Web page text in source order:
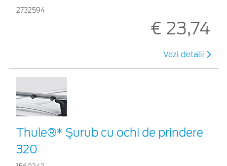
2732594
€ 23,74
Vezi detalii
Thule®* Şurub cu ochi de prindere
320